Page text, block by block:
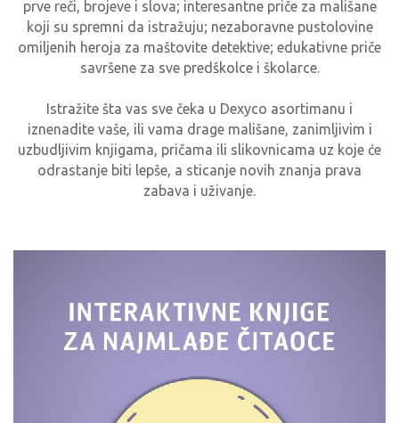
prve reči, brojeve i slova; interesantne priče za mališane
koji su spremni da istražuju; nezaboravne pustolovine
omiljenih heroja za maštovite detektive; edukativne priče
savršene za sve predškolce i školarce.
Istražite šta vas sve čeka u Dexyco asortimanu i
iznenadite vaše, ili vama drage mališane, zanimljivim i
uzbudljivim knjigama, pričama ili slikovnicama uz koje će
odrastanje biti lepše, a sticanje novih znanja prava
zabava i uživanje.